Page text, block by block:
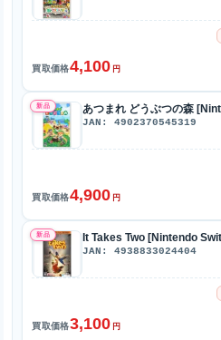
買取価格4,100 円
新品 あつまれ どうぶつの森
JAN: 4902370545319
買取価格4,900 円
新品 It Takes Two [Nintendo
JAN: 4938833024404
買取価格3,100 円